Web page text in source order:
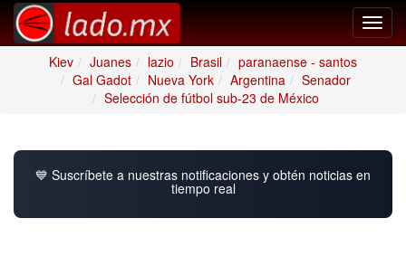
Kiev
Juanes lazio Brasil
paranaense - santos
Gal Gadot
Nueva York Argentina
Senador
Selección de fútbol sub-23 de México
💙 Suscríbete a nuestras notificaciones y obtén noticias en
tiempo real